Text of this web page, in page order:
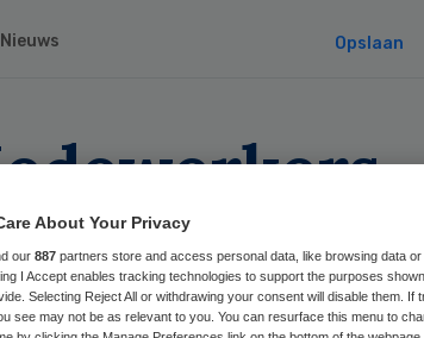
Nieuws Opslaan
About Your Privacy
our 887 partners store and access personal data, like browsing data
I Accept enables tracking technologies to support the purposes
Selecting Reject All or withdrawing your consent will disable them.
see may not be as relevant to you. You can resurface this menu to